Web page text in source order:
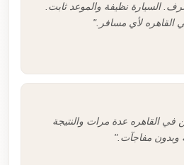
السيارة نظيفة والموعد ثابت.
لأي مسافر."
القاهره عدة مرات والنتيجة
وبدون مفاجآت."